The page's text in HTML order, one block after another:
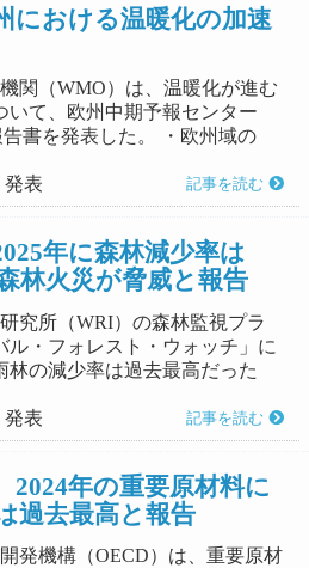
における温暖化の加速
機関（WMO）は、温暖化が進む
いて、欧州中期予報センター
告書を発表した。 ・欧州域の
発表
記事を読む
年に森林減少率は
林火災が脅威と報告
研究所（WRI）の森林監視プラ
ル・フォレスト・ウォッチ」に
林の減少率は過去最高だった
発表
記事を読む
2024年の重要原材料に
過去最高と報告
開発機構（OECD）は、重要原材